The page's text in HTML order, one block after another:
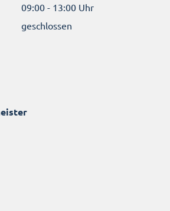
09:00 - 13:00 Uhr
geschlossen